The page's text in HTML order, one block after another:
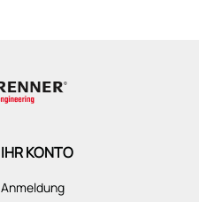
IHR KONTO
Anmeldung